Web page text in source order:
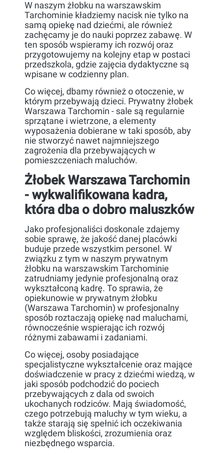
W naszym żłobku na warszawskim
Tarchominie kładziemy nacisk nie tylko na
samą opiekę nad dziećmi, ale również
zachęcamy je do nauki poprzez zabawę. W
ten sposób wspieramy ich rozwój oraz
przygotowujemy na kolejny etap w postaci
przedszkola, gdzie zajęcia dydaktyczne są
wpisane w codzienny plan.
Co więcej, dbamy również o otoczenie, w
którym przebywają dzieci. Prywatny żłobek
Warszawa Tarchomin - sale są regularnie
sprzątane i wietrzone, a elementy
wyposażenia dobierane w taki sposób, aby
nie stworzyć nawet najmniejszego
zagrożenia dla przebywających w
pomieszczeniach maluchów.
Żłobek Warszawa Tarchomin
- wykwalifikowana kadra,
która dba o dobro maluszków
Jako profesjonaliści doskonale zdajemy
sobie sprawę, że jakość danej placówki
buduje przede wszystkim personel. W
związku z tym w naszym prywatnym
żłobku na warszawskim Tarchominie
zatrudniamy jedynie profesjonalną oraz
wykształconą kadrę. To sprawia, że
opiekunowie w prywatnym żłobku
(Warszawa Tarchomin) w profesjonalny
sposób roztaczają opiekę nad maluchami,
równocześnie wspierając ich rozwój
różnymi zabawami i zadaniami.
Co więcej, osoby posiadające
specjalistyczne wykształcenie oraz mające
doświadczenie w pracy z dziećmi wiedzą, w
jaki sposób podchodzić do pociech
przebywających z dala od swoich
ukochanych rodziców. Mają świadomość,
czego potrzebują maluchy w tym wieku, a
także starają się spełnić ich oczekiwania
względem bliskości, zrozumienia oraz
niezbędnego wsparcia.